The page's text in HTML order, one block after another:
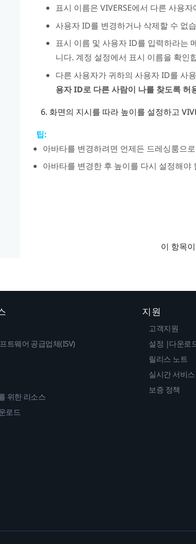
표시 이름은VIVERSE에서 다른 사용
사용자 ID를 변경하거나 삭제할 수 없
표시 이름 및 사용자 ID를 입력하라는
니다. 계정 설정에서 표시 이름을 확인
다른 사용자가 귀하의 사용자 ID를 사
용자 ID로 다른 사람이 나를 찾도록 허
화면의 지시를 따라 높이를 설정하고
팁:
아바타를 변경하려면 언제든 드레싱룸으
아바타를 변경한 후 높이를 다시 설정해야
이 항목
트웨어 공급업체(ISV)
위한 리소스
로드
지원
고객지원
설정 |다운로
릴리스 노트
실시간 서비
보증 정책